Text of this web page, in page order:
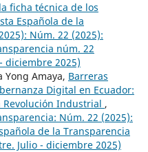
ficha técnica de los
Española de la
Núm. 22 (2025):
núm. 22
diciembre 2025)
Yong Amaya, Barreras
Digital en Ecuador:
Revolución Industrial ,
Núm. 22 (2025):
de la Transparencia
Julio - diciembre 2025)